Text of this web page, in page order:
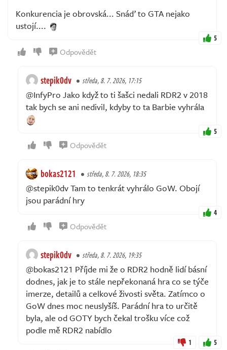
Konkurencia je obrovská... Snáď to GTA nejako
ustojí....
5
Odpovědět
stepik0dv středa, 8. 7. 2026, 17:15
@InfyPro Jako když to ti šašci nedali RDR2 v 2018
tak bych se ani nedivil, kdyby to ta Barbie vyhrála
5
Odpovědět
bokas2121 středa, 8. 7. 2026, 18:35
@stepik0dv Tam to tenkrát vyhrálo GoW. Obojí
jsou parádní hry
4
Odpovědět
stepik0dv středa, 8. 7. 2026, 19:35
@bokas2121 Příjde mi že o RDR2 hodně lidí básní
dodnes, jak je to stále nepřekonaná hra co se týče
imerze, detailů a celkové živosti světa. Zatímco o
GoW dnes moc neuslyšíš. Parádní hra to určitě
byla, ale od GOTY bych čekal trošku více což
podle mě RDR2 nabídlo
1 5